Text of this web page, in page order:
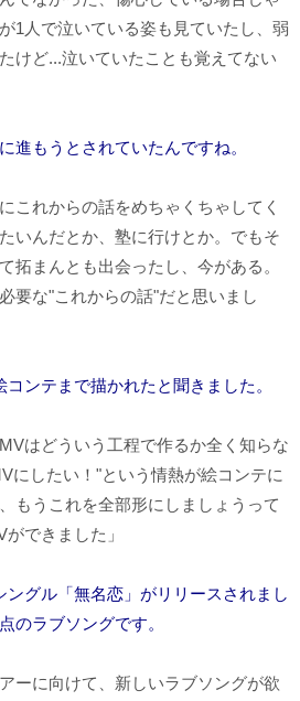
1人で泣いている姿も見ていたし、弱
けど...泣いていたことも覚えてない
もうとされていたんですね。
これからの話をめちゃくちゃしてく
いんだとか、塾に行けとか。でもそ
拓まんとも出会ったし、今がある。
要な"これからの話"だと思いまし
ンテまで描かれたと聞きました。
はどういう工程で作るか全く知らな
にしたい！"という情熱が絵コンテに
もうこれを全部形にしましょうって
できました」
グル「無名恋」がリリースされまし
のラブソングです。
ーに向けて、新しいラブソングが欲